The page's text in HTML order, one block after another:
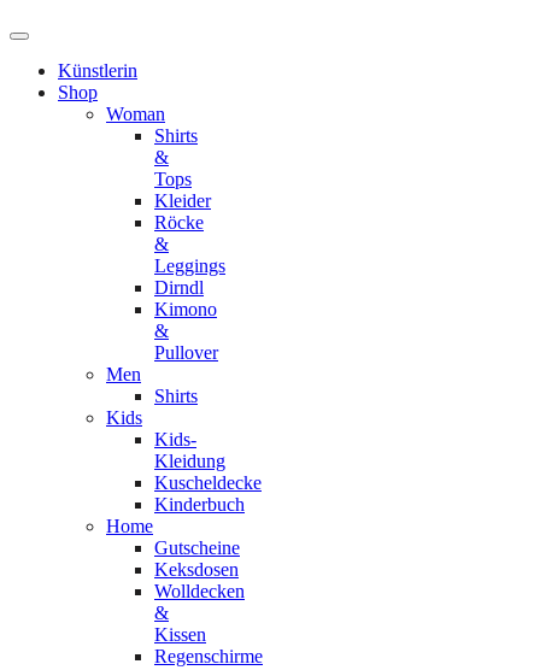
Künstlerin
Shop
Woman
Shirts
&
Tops
Kleider
Röcke
&
Leggings
Dirndl
Kimono
&
Pullover
Men
Shirts
Kids
Kids-
Kleidung
Kuscheldecke
Kinderbuch
Home
Gutscheine
Keksdosen
Wolldecken
&
Kissen
Regenschirme